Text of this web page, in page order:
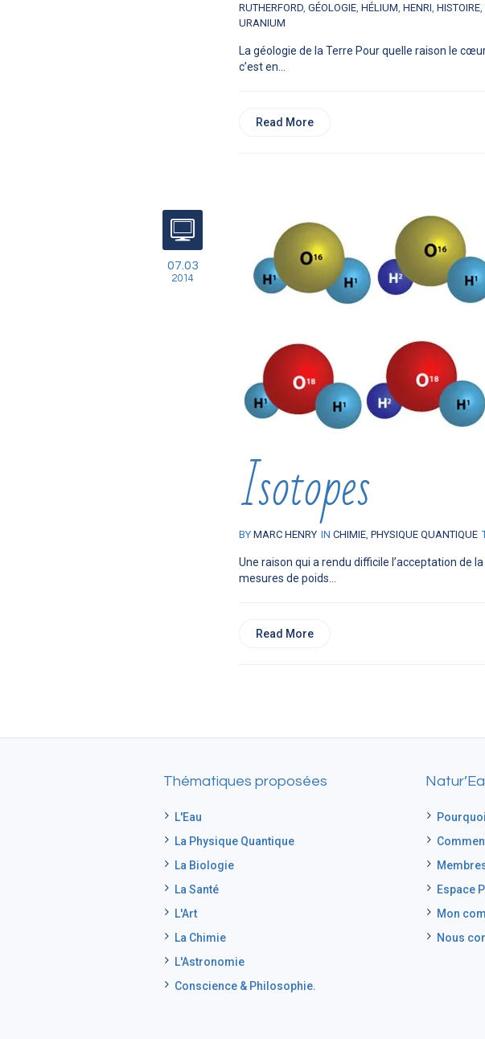
RUTHERFORD, GÉOLOGIE, HÉLIUM, HENRI, HISTOIRE,
URANIUM
La géologie de la Terre Pour quelle raison le
c’est en...
Read More
07.03
2014
Isotopes
BY MARC HENRY IN CHIMIE, PHYSIQUE QUANTIQUE
Une raison qui a rendu difficile l’acceptation de
mesures de poids...
Read More
Thématiques proposées
L'Eau
La Physique Quantique
La Biologie
La Santé
L'Art
La Chimie
L'Astronomie
Conscience & Philosophie.
Espace
Mon
Nous